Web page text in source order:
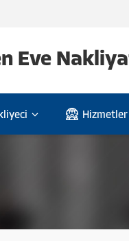
Hizmetler